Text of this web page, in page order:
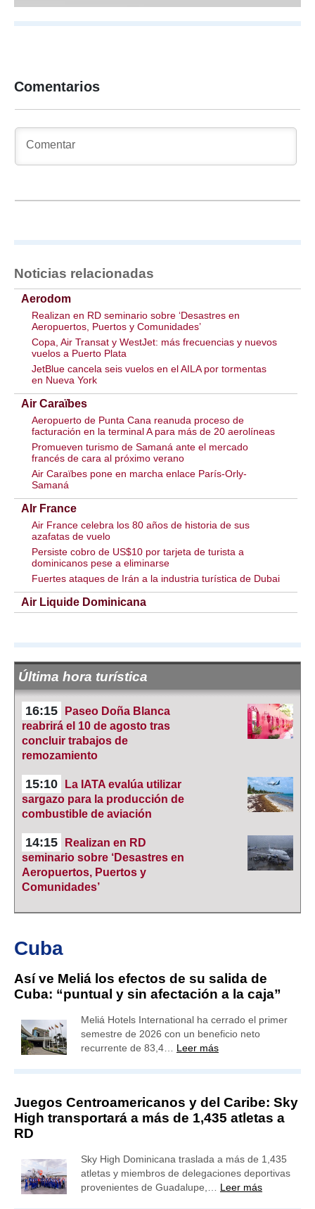
Comentarios
Noticias relacionadas
Aerodom
Realizan en RD seminario sobre ‘Desastres en
Aeropuertos, Puertos y Comunidades’
Copa, Air Transat y WestJet: más frecuencias y nuevos
vuelos a Puerto Plata
JetBlue cancela seis vuelos en el AILA por tormentas
en Nueva York
Air Caraïbes
Aeropuerto de Punta Cana reanuda proceso de
facturación en la terminal A para más de 20 aerolíneas
Promueven turismo de Samaná ante el mercado
francés de cara al próximo verano
Air Caraïbes pone en marcha enlace París-Orly-
Samaná
AIr France
Air France celebra los 80 años de historia de sus
azafatas de vuelo
Persiste cobro de US$10 por tarjeta de turista a
dominicanos pese a eliminarse
Fuertes ataques de Irán a la industria turística de Dubai
Air Liquide Dominicana
Última hora turística
16:15
Paseo Doña Blanca
reabrirá el 10 de agosto tras
concluir trabajos de
remozamiento
15:10
La IATA evalúa utilizar
sargazo para la producción de
combustible de aviación
14:15
Realizan en RD
seminario sobre ‘Desastres en
Aeropuertos, Puertos y
Comunidades’
Cuba
Así ve Meliá los efectos de su salida de
Cuba: “puntual y sin afectación a la caja”
Meliá Hotels International ha cerrado el primer
semestre de 2026 con un beneficio neto
recurrente de 83,4… Leer más
Juegos Centroamericanos y del Caribe: Sky
High transportará a más de 1,435 atletas a
RD
Sky High Dominicana traslada a más de 1,435
atletas y miembros de delegaciones deportivas
provenientes de Guadalupe,… Leer más